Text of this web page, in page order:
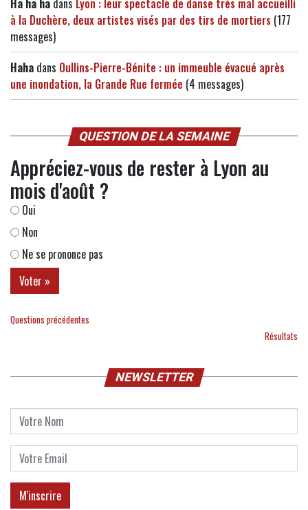
à la Duchère, deux artistes visés par des tirs de mortiers (177
messages)
Haha dans Oullins-Pierre-Bénite : un immeuble évacué après
une inondation, la Grande Rue fermée (4 messages)
QUESTION DE LA SEMAINE
Appréciez-vous de rester à Lyon au
mois d'août ?
Oui
Non
Ne se prononce pas
Questions précédentes
Résultats
NEWSLETTER